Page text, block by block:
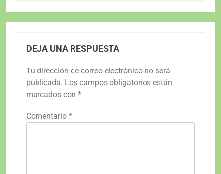
DEJA UNA RESPUESTA
Tu dirección de correo electrónico no será
publicada. Los campos obligatorios están
marcados con *
Comentario *